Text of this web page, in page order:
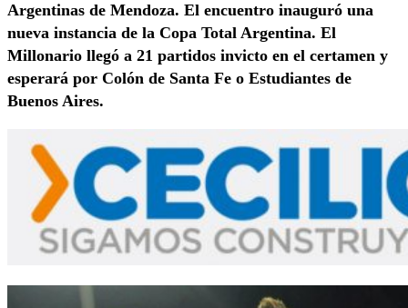
Argentinas de Mendoza. El encuentro inauguró una
nueva instancia de la Copa Total Argentina. El
Millonario llegó a 21 partidos invicto en el certamen y
esperará por Colón de Santa Fe o Estudiantes de
Buenos Aires.